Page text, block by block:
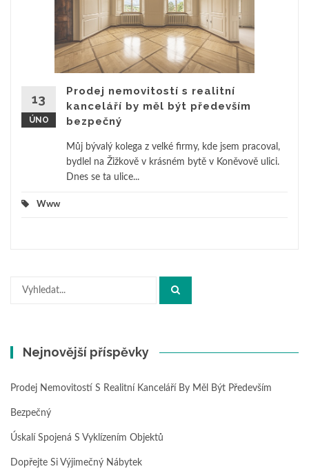
13
ÚNO
Prodej nemovitostí s realitní
kanceláří by měl být především
bezpečný
Můj bývalý kolega z velké firmy, kde jsem pracoval,
bydlel na Žižkově v krásném bytě v Koněvově ulici.
Dnes se ta ulice...
Www
Hledat:
Nejnovější příspěvky
Prodej Nemovitostí S Realitní Kanceláří By Měl Být Především
Bezpečný
Úskalí Spojená S Vyklízením Objektů
Dopřejte Si Výjimečný Nábytek